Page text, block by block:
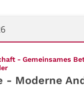
- Gemeinsames
:
- Moderne